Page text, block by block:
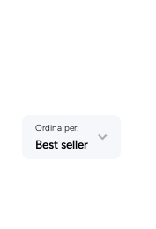
Ordina per:
Best seller